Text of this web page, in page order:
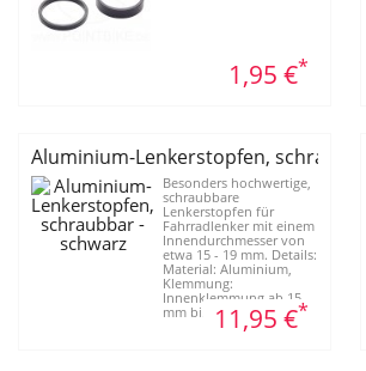
1,95 €*
Aluminium-Lenkerstopfen,
Besonders hochwertige,
schraubbare
Lenkerstopfen für
Fahrradlenker mit einem
Innendurchmesser von
etwa 15 - 19 mm. Details:
Material: Aluminium,
Klemmung:
Innenklemmung ab 15
mm bi...
11,95 €*